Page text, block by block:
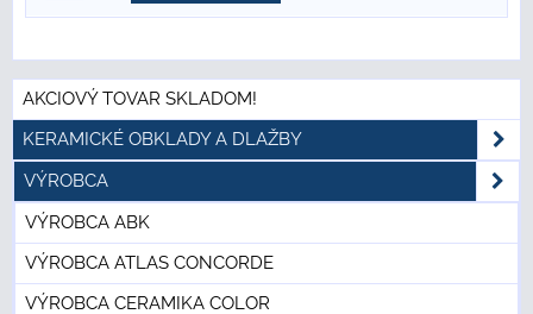
AKCIOVÝ TOVAR SKLADOM!
KERAMICKÉ OBKLADY A DLAŽBY
VÝROBCA
VÝROBCA ABK
VÝROBCA ATLAS CONCORDE
VÝROBCA CERAMIKA COLOR